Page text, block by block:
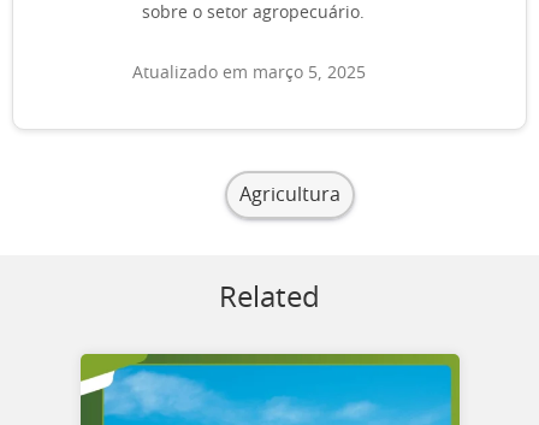
sobre o setor agropecuário.
Atualizado em março 5, 2025
Agricultura
Related